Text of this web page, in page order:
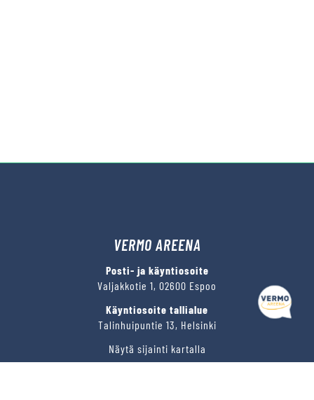
VERMO AREENA
Posti- ja käyntiosoite
Valjakkotie 1, 02600 Espoo
Käyntiosoite tallialue
Talinhuipuntie 13, Helsinki
Näytä sijainti kartalla